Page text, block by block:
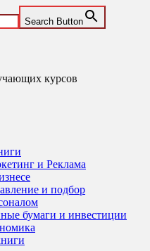
Search Button
курсов
и Реклама
и подбор
бумаги и инвестиции